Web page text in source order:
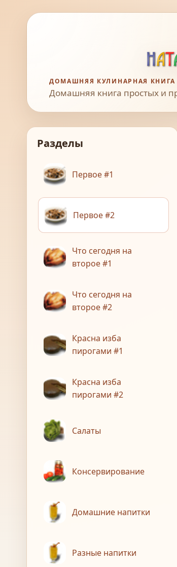
ДОМАШНЯЯ КУЛИНАРНАЯ КНИГА
Домашняя книга простых и
Разделы
Первое #1
Первое #2
Что сегодня на
второе #1
Что сегодня на
второе #2
Красна изба
пирогами #1
Красна изба
пирогами #2
Салаты
Консервирование
Домашние напитки
Разные напитки